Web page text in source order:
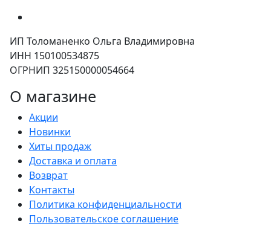
ИП Толоманенко Ольга Владимировна
ИНН 150100534875
ОГРНИП 325150000054664
О магазине
Акции
Новинки
Хиты продаж
Доставка и оплата
Возврат
Контакты
Политика конфиденциальности
Пользовательское соглашение